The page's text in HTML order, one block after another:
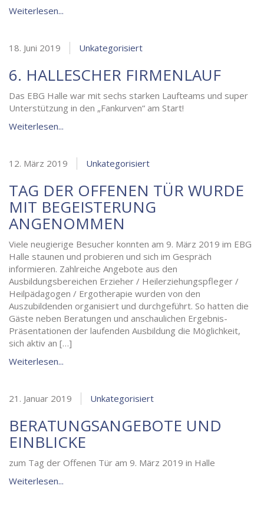
Weiterlesen...
18. Juni 2019 Unkategorisiert
6. HALLESCHER FIRMENLAUF
Das EBG Halle war mit sechs starken Laufteams und super
Unterstützung in den „Fankurven“ am Start!
Weiterlesen...
12. März 2019 Unkategorisiert
TAG DER OFFENEN TÜR WURDE
MIT BEGEISTERUNG
ANGENOMMEN
Viele neugierige Besucher konnten am 9. März 2019 im EBG
Halle staunen und probieren und sich im Gespräch
informieren. Zahlreiche Angebote aus den
Ausbildungsbereichen Erzieher / Heilerziehungspfleger /
Heilpädagogen / Ergotherapie wurden von den
Auszubildenden organisiert und durchgeführt. So hatten die
Gäste neben Beratungen und anschaulichen Ergebnis-
Präsentationen der laufenden Ausbildung die Möglichkeit,
sich aktiv an […]
Weiterlesen...
21. Januar 2019 Unkategorisiert
BERATUNGSANGEBOTE UND
EINBLICKE
zum Tag der Offenen Tür am 9. März 2019 in Halle
Weiterlesen...